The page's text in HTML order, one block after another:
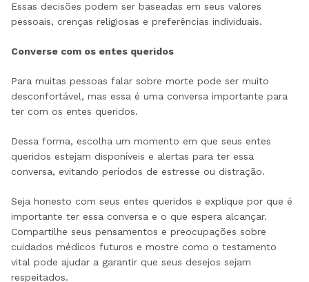
Essas decisões podem ser baseadas em seus valores
pessoais, crenças religiosas e preferências individuais.
Converse com os entes queridos
Para muitas pessoas falar sobre morte pode ser muito
desconfortável, mas essa é uma conversa importante para
ter com os entes queridos.
Dessa forma, escolha um momento em que seus entes
queridos estejam disponíveis e alertas para ter essa
conversa, evitando períodos de estresse ou distração.
Seja honesto com seus entes queridos e explique por que é
importante ter essa conversa e o que espera alcançar.
Compartilhe seus pensamentos e preocupações sobre
cuidados médicos futuros e mostre como o testamento
vital pode ajudar a garantir que seus desejos sejam
respeitados.